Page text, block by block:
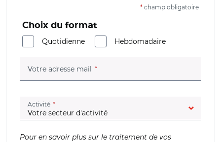
* champ obligatoire
Choix du format
Quotidienne
Hebdomadaire
Votre adresse mail (champ obligatoire)
Activité (champ obligatoire)
Pour en savoir plus sur le traitement de vos